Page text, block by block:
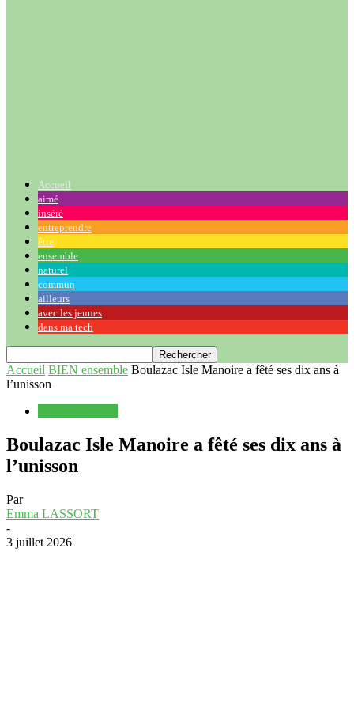
Accueil
aimé
inséré
entreprendre
être
ensemble
naturel
commun
ailleurs
avec les jeunes
dans ma tech
Accueil BIEN ensemble Boulazac Isle Manoire a fêté ses dix ans à
l’unisson
Boulazac Isle Manoire a fêté ses dix ans à
l’unisson
Par
Emma LASSORT
-
3 juillet 2026